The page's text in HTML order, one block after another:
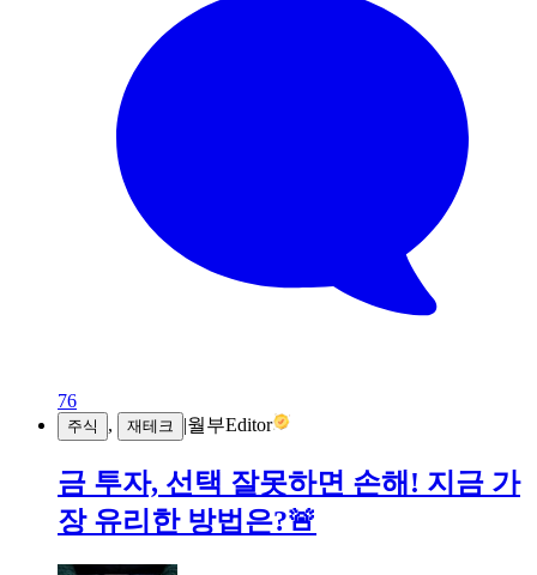
76
주식 , 재테크 |월부Editor
금 투자, 선택 잘못하면 손해! 지금 가
장 유리한 방법은?🚨